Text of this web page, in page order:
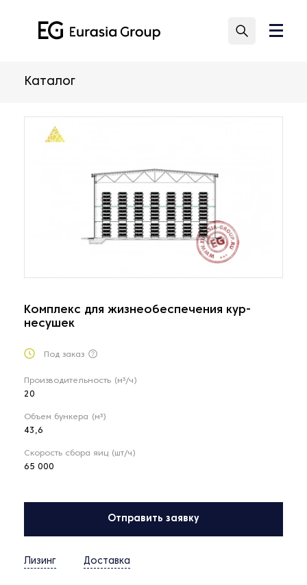
Каталог
Комплекс для жизнеобеспечения кур-
несушек
Под заказ
Производительность (м³/ч)
20
Объем бункера (м³)
43,6
Скорость сбора яиц (шт/ч)
65 000
Отправить заявку
Лизинг Доставка